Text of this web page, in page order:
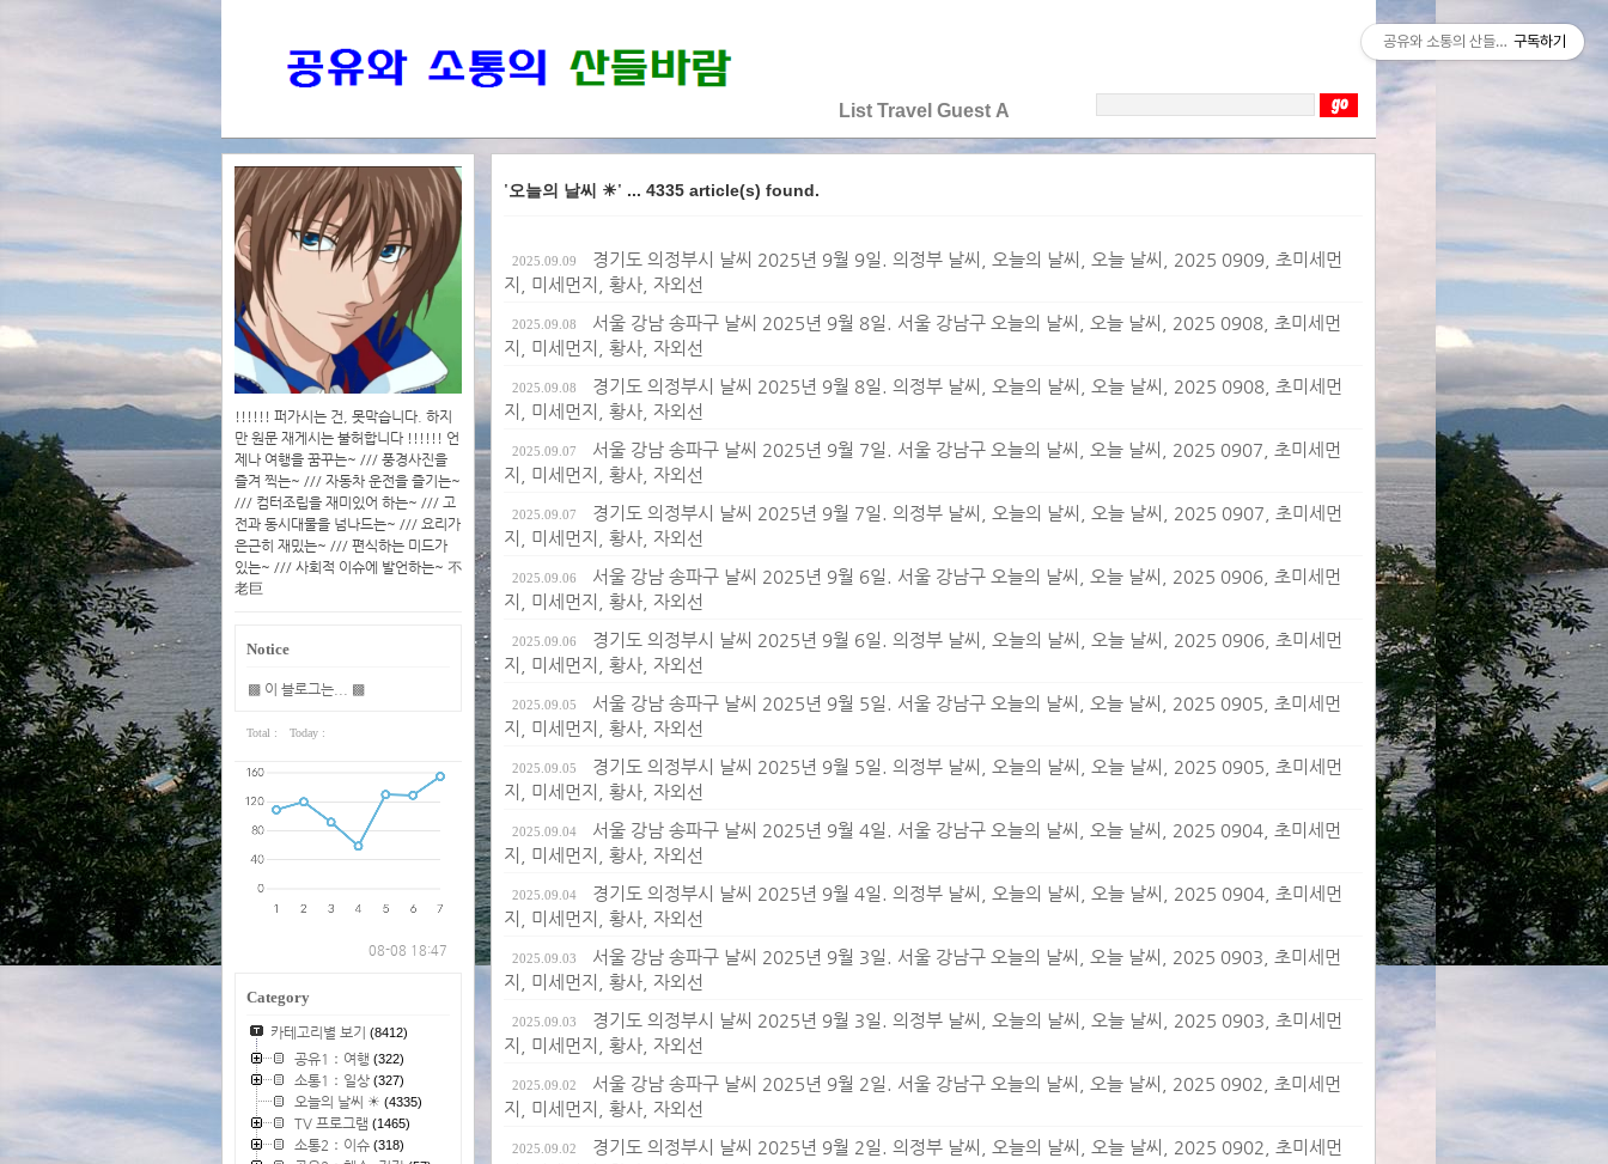
List Travel Guest A
!!!!!! 퍼가시는 건, 못막습니다. 하지
만 원문 재게시는 불허합니다 !!!!!! 언
제나 여행을 꿈꾸는~ /// 풍경사진을
즐겨 찍는~ /// 자동차 운전을 즐기는~
/// 컴터조립을 재미있어 하는~ /// 고
전과 동시대물을 넘나드는~ /// 요리가
은근히 재밌는~ /// 편식하는 미드가
있는~ /// 사회적 이슈에 발언하는~ 不
老巨
Notice
▩ 이 블로그는... ▩
Total : Today :
08-08 18:47
Category
카테고리별 보기 (8412)
공유1：여행 (322)
소통1：일상(327)
오늘의 날씨 ☀ (4335)
TV 프로그램 (1465)
소통2：이슈(318)
'오늘의 날씨 ☀' ... 4335 article(s) found.
2025.09.09 경기도 의정부시 날씨 2025년 9월 9일. 의정부 날씨, 오늘의 날씨, 오늘 날씨, 2025 0909, 초미세먼
지, 미세먼지, 황사, 자외선
2025.09.08 서울 강남 송파구 날씨 2025년 9월 8일. 서울 강남구 오늘의 날씨, 오늘 날씨, 2025 0908, 초미세먼
지, 미세먼지, 황사, 자외선
2025.09.08 경기도 의정부시 날씨 2025년 9월 8일. 의정부 날씨, 오늘의 날씨, 오늘 날씨, 2025 0908, 초미세먼
지, 미세먼지, 황사, 자외선
2025.09.07 서울 강남 송파구 날씨 2025년 9월 7일. 서울 강남구 오늘의 날씨, 오늘 날씨, 2025 0907, 초미세먼
지, 미세먼지, 황사, 자외선
2025.09.07 경기도 의정부시 날씨 2025년 9월 7일. 의정부 날씨, 오늘의 날씨, 오늘 날씨, 2025 0907, 초미세먼
지, 미세먼지, 황사, 자외선
2025.09.06 서울 강남 송파구 날씨 2025년 9월 6일. 서울 강남구 오늘의 날씨, 오늘 날씨, 2025 0906, 초미세먼
지, 미세먼지, 황사, 자외선
2025.09.06 경기도 의정부시 날씨 2025년 9월 6일. 의정부 날씨, 오늘의 날씨, 오늘 날씨, 2025 0906, 초미세먼
지, 미세먼지, 황사, 자외선
2025.09.05 서울 강남 송파구 날씨 2025년 9월 5일. 서울 강남구 오늘의 날씨, 오늘 날씨, 2025 0905, 초미세먼
지, 미세먼지, 황사, 자외선
2025.09.05 경기도 의정부시 날씨 2025년 9월 5일. 의정부 날씨, 오늘의 날씨, 오늘 날씨, 2025 0905, 초미세먼
지, 미세먼지, 황사, 자외선
2025.09.04 서울 강남 송파구 날씨 2025년 9월 4일. 서울 강남구 오늘의 날씨, 오늘 날씨, 2025 0904, 초미세먼
지, 미세먼지, 황사, 자외선
2025.09.04 경기도 의정부시 날씨 2025년 9월 4일. 의정부 날씨, 오늘의 날씨, 오늘 날씨, 2025 0904, 초미세먼
지, 미세먼지, 황사, 자외선
2025.09.03 서울 강남 송파구 날씨 2025년 9월 3일. 서울 강남구 오늘의 날씨, 오늘 날씨, 2025 0903, 초미세먼
지, 미세먼지, 황사, 자외선
2025.09.03 경기도 의정부시 날씨 2025년 9월 3일. 의정부 날씨, 오늘의 날씨, 오늘 날씨, 2025 0903, 초미세먼
지, 미세먼지, 황사, 자외선
2025.09.02 서울 강남 송파구 날씨 2025년 9월 2일. 서울 강남구 오늘의 날씨, 오늘 날씨, 2025 0902, 초미세먼
지, 미세먼지, 황사, 자외선
2025.09.02 경기도 의정부시 날씨 2025년 9월 2일. 의정부 날씨, 오늘의 날씨, 오늘 날씨, 2025 0902, 초미세먼
공유와 소통의 산들바람구독하기